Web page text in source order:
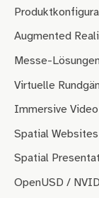
Augmented
Messe-Lösungen
Virtuelle
Immersive Video
Spatial Websites
Spatial
OpenUSD /